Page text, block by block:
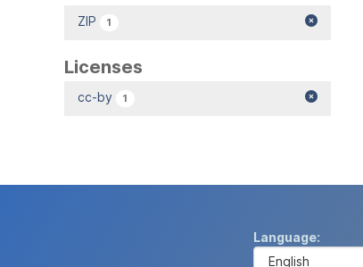
ZIP 1
Licenses
cc-by 1
Language